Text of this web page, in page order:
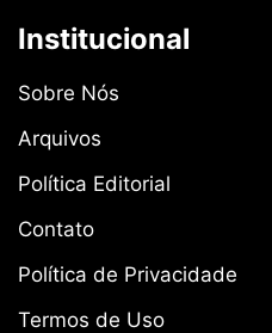
Institucional
Sobre Nós
Arquivos
Política Editorial
Contato
Política de Privacidade
Termos de Uso